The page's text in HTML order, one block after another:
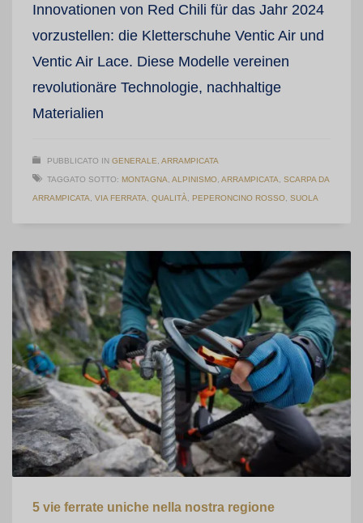
Innovationen von Red Chili für das Jahr 2024
vorzustellen: die Kletterschuhe Ventic Air und
Ventic Air Lace. Diese Modelle vereinen
revolutionäre Technologie, nachhaltige
Materialien
PUBBLICATO IN GENERALE ARRAMPICATA
TAGGATO SOTTO: MONTAGNA ALPINISMO ARRAMPICATA SCARPA DA
ARRAMPICATA VIA FERRATA QUALITÀ PEPERONCINO ROSSO SUOLA
5 vie ferrate uniche nella nostra regione